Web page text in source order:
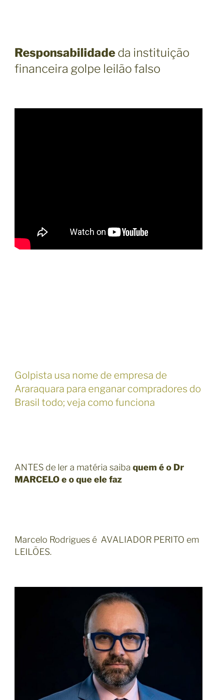
Responsabilidade da instituição
financeira golpe leilão falso
Golpista usa nome de empresa de
Araraquara para enganar compradores do
Brasil todo; veja como funciona
ANTES de ler a matéria saiba quem é o Dr
MARCELO e o que ele faz
Marcelo Rodrigues é AVALIADOR PERITO em
LEILÕES.